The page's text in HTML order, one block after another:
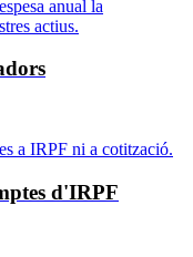
anual la
actius.
a IRPF ni a cotització.
d'IRPF